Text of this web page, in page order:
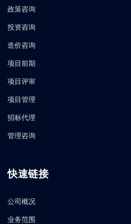
政策咨询
投资咨询
造价咨询
项目前期
项目评审
项目管理
招标代理
管理咨询
快速链接
公司概况
业务范围